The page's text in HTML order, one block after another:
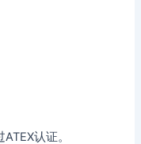
认证。